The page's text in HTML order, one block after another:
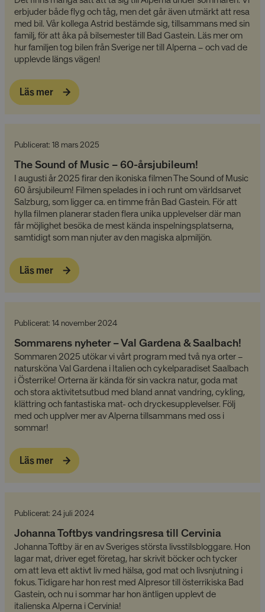
erbjuder både flyg och tåg, men det går även utmärkt att resa
med bil. Vår kollega Astrid bestämde sig, tillsammans med sin
familj, för att åka på bilsemester till Bad Gastein. Läs mer om
hur familjen tog bilen från Sverige ner till Alperna – och vad de
upplevde längs vägen!
Läs mer
Publicerat: 18 mars 2025
The Sound of Music – 60-årsjubileum!
I augusti år 2025 firar den ikoniska filmen The Sound of Music
60 årsjubileum! Filmen spelades in i och runt om världsarvet
Salzburg, som ligger ca. en timme från Bad Gastein. För att
hylla filmen planerar staden flera unika upplevelser där man
får möjlighet besöka de mest kända inspelningsplatserna,
samtidigt som man njuter av den magiska alpmiljön.
Läs mer
Publicerat: 14 november 2024
Sommarens nyheter – Val Gardena & Saalbach!
Sommaren 2025 utökar vi vårt program med två nya orter –
natursköna Val Gardena i Italien och cykelparadiset Saalbach
i Österrike! Orterna är kända för sin vackra natur, goda mat
och stora aktivitetsutbud med bland annat vandring, cykling,
klättring och fantastiska mat- och dryckesupplevelser. Följ
med och upplver mer av Alperna tillsammans med oss i
sommar!
Läs mer
Publicerat: 24 juli 2024
Johanna Toftbys vandringsresa till Cervinia
Johanna Toftby är en av Sveriges största livsstilsbloggare. Hon
lagar mat, driver eget företag, har skrivit böcker och tycker
om att leva ett aktivt liv med hälsa, god mat och livsnjutning i
fokus. Tidigare har hon rest med Alpresor till österrikiska Bad
Gastein, och nu i sommar har hon äntligen upplevt de
italienska Alperna i Cervinia!